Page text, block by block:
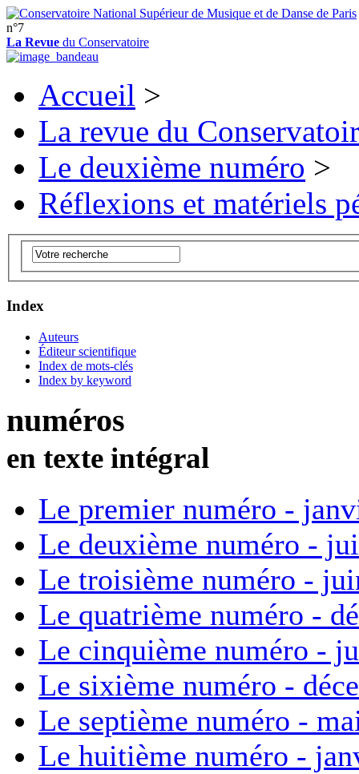
n°7
La Revue du Conservatoire
Accueil >
La revue du
Le deuxième numéro >
Réflexions et matériels
Index
Auteurs
Éditeur scientifique
Index de mots-clés
Index by keyword
numéros
en texte intégral
Le premier numéro -
Le deuxième numéro -
Le troisième numéro -
Le quatrième numéro -
Le cinquième numéro -
Le sixième numéro -
Le septième numéro -
Le huitième numéro -